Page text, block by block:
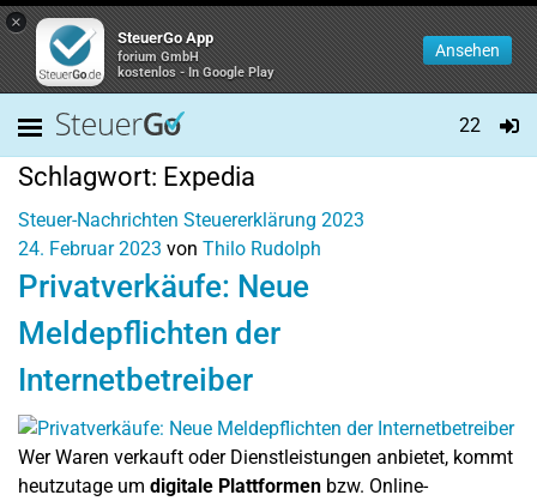
×
SteuerGo App
forium GmbH
kostenlos - In Google Play
Ansehen
22
Schlagwort: Expedia
Steuer-Nachrichten Steuererklärung 2023
24. Februar 2023 von Thilo Rudolph
Privatverkäufe: Neue
Meldepflichten der
Internetbetreiber
Wer Waren verkauft oder Dienstleistungen anbietet, kommt
heutzutage um digitale Plattformen bzw. Online-